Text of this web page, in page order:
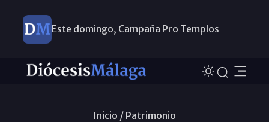
Este domingo, Campaña Pro Templos
Inicio / Patrimonio